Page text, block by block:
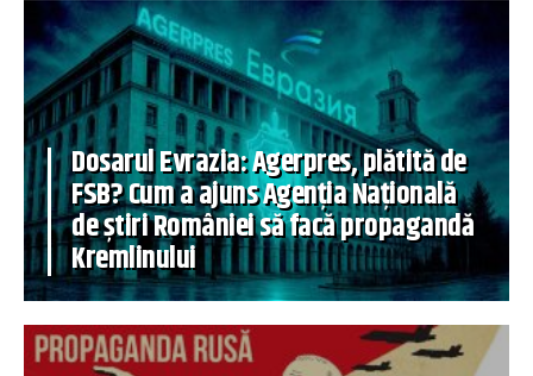
Dosarul Evrazia: Agerpres, plătită de
FSB? Cum a ajuns Agenția Națională
de știri României să facă propagandă
Kremlinului